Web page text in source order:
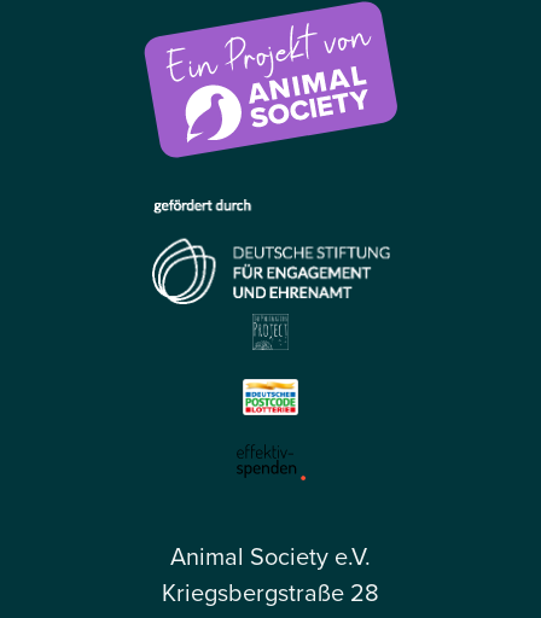
Animal Society e.V.
Kriegsbergstraße 28